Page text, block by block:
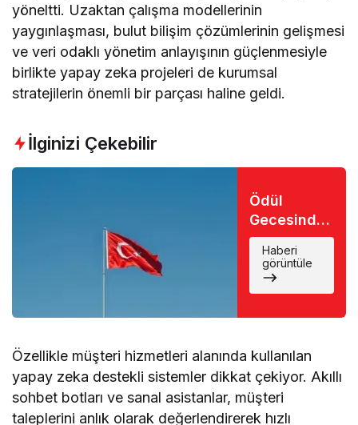
yöneltti. Uzaktan çalışma modellerinin
yaygınlaşması, bulut bilişim çözümlerinin gelişmesi
ve veri odaklı yönetim anlayışının güçlenmesiyle
birlikte yapay zeka projeleri de kurumsal
stratejilerin önemli bir parçası haline geldi.
İlginizi Çekebilir
Ödül
Gecesinde
Büyük Şok:
Favori İsim
Eli Boş
Döndü
Haberi
görüntüle
Özellikle müşteri hizmetleri alanında kullanılan
yapay zeka destekli sistemler dikkat çekiyor. Akıllı
sohbet botları ve sanal asistanlar, müşteri
taleplerini anlık olarak değerlendirerek hızlı